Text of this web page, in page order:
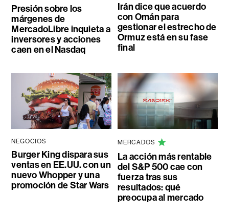
Presión sobre los
márgenes de
MercadoLibre inquieta a
inversores y acciones
caen en el Nasdaq
Irán dice que acuerdo
con Omán para
gestionar el estrecho de
Ormuz está en su fase
final
NEGOCIOS
Burger King dispara sus
ventas en EE.UU. con un
nuevo Whopper y una
promoción de Star Wars
MERCADOS
La acción más rentable
del S&P 500 cae con
fuerza tras sus
resultados: qué
preocupa al mercado